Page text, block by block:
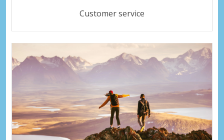
Customer service